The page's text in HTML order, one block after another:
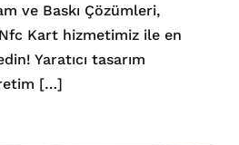
ve Baskı Çözümleri,
Kart hizmetimiz ile en
Yaratıcı tasarım
[…]